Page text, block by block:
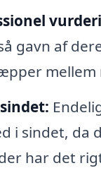
gavn af
mellem
i sindet, da
har det